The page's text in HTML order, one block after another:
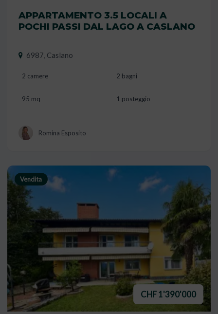
APPARTAMENTO 3.5 LOCALI A
POCHI PASSI DAL LAGO A CASLANO
6987, Caslano
2 camere 2 bagni
95 mq 1 posteggio
Romina Esposito
Vendita
CHF 1'390'000